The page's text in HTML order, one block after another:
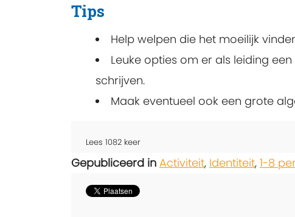
Tips
Help welpen die het moeilijk
Leuke opties om er als leiding
schrijven.
Maak eventueel ook een grote
Lees 1082 keer
Gepubliceerd in Activiteit, Identiteit, 1-8